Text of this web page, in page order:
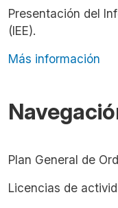
Plan General de
Licencias de
Presentación del
(IEE).
Más información